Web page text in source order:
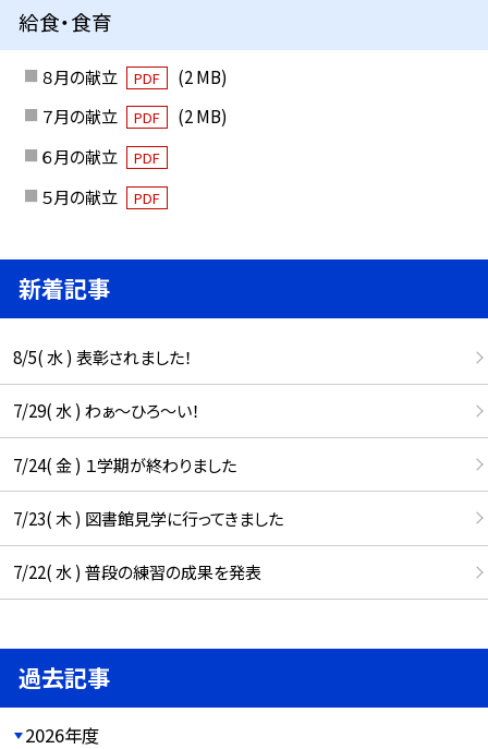
給食・食育
８月の献立 PDF
(2 MB)
７月の献立
PDF
(2 MB)
６月の献立
PDF
５月の献立 PDF
新着記事
8/5( 水 ) 表彰されました！
7/29( 水 ) わぁ～ひろ～い！
7/24( 金 ) １学期が終わりました
7/23( 木 ) 図書館見学に行ってきました
7/22( 水 ) 普段の練習の成果を発表
過去記事
2026年度